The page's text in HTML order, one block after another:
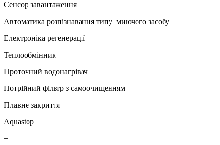
Сенсор завантаження
Автоматика розпізнавання типу миючого засобу
Електроніка регенерації
Теплообмінник
Проточний водонагрівач
Потрійний фільтр з самоочищенням
Плавне закриття
Aquastop
+